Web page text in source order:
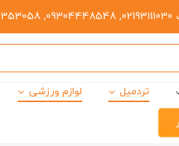
تردمیل لوازم ورزشی